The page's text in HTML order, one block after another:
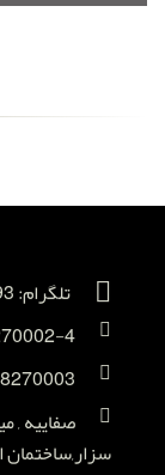
تلگرام: 09387708693
4
صفاییه ,
سزار,ساختمان